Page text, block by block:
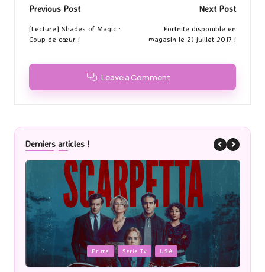
Post
navigation
Previous Post
[Lecture] Shades of Magic :
Coup de cœur !
Next Post
Fortnite disponible en
magasin le 21 juillet 2017 !
Leave a Comment
Derniers articles !
Posted
in
Prime Serie Tv USA